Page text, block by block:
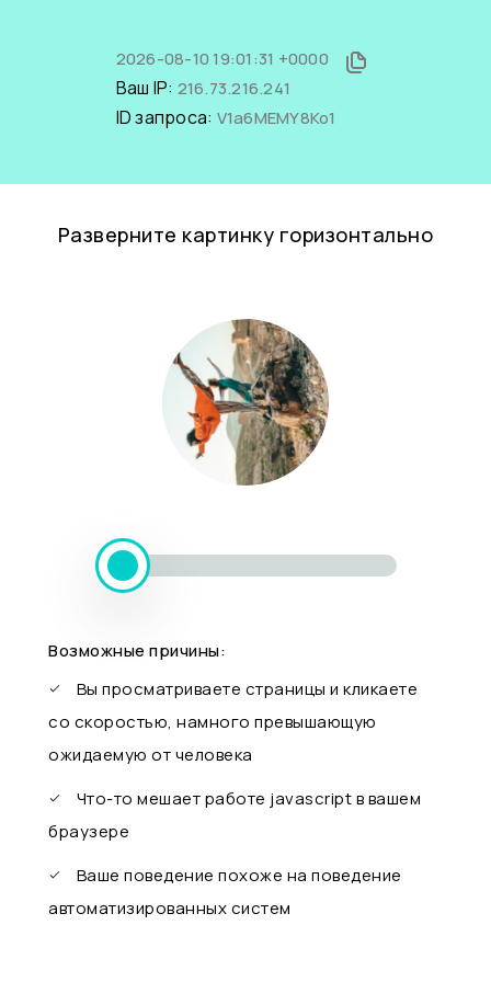
2026-08-10 19:01:31 +0000
Ваш IP: 216.73.216.241
ID запроса: V1a6MEMY8Ko1
Разверните картинку горизонтально
Возможные причины:
Вы просматриваете страницы и кликаете
со скоростью, намного превышающую
ожидаемую от человека
Что-то мешает работе javascript в вашем
браузере
Ваше поведение похоже на поведение
автоматизированных систем